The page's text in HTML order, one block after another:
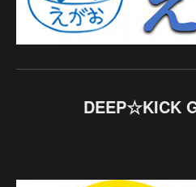
DEEP☆KICK